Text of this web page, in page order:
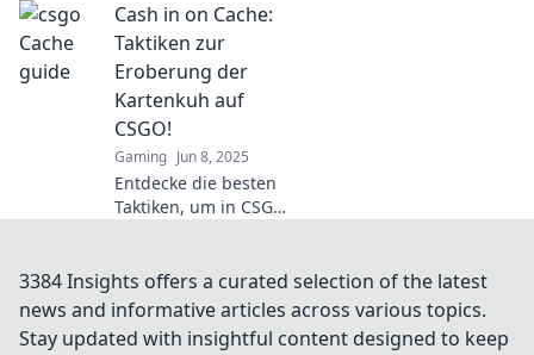
Cache Chaos! Tipps
und Tricks, die dein
Gameplay
revolutionieren
werden!
Cash in on Cache:
Taktiken zur
Eroberung der
Kartenkuh auf
CSGO!
Gaming Jun 8, 2025
Entdecke die besten
Taktiken, um in CSGO
Cashflow zu
maximieren! Werde
zum Meister der
Strategie!
3384 Insights offers a curated selection of the latest
news and informative articles across various topics.
Stay updated with insightful content designed to keep